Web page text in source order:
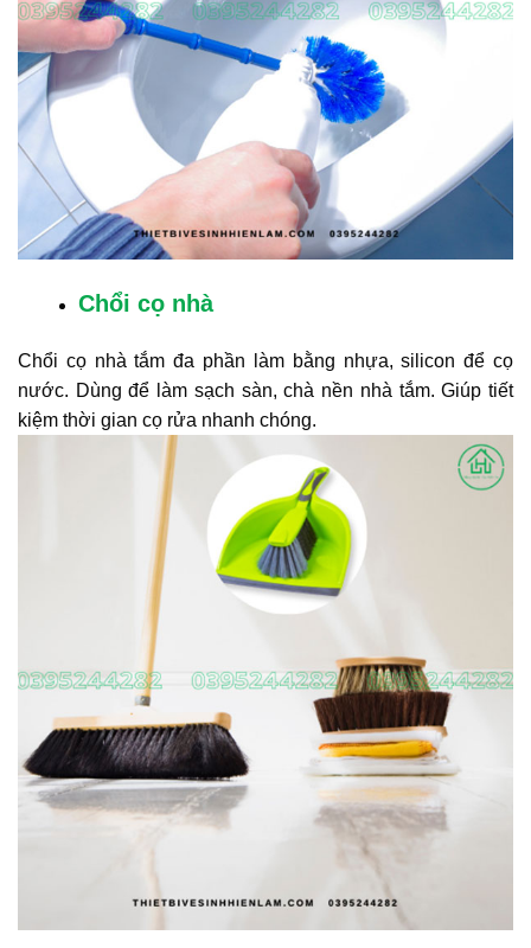
Chổi cọ nhà
Chổi cọ nhà tắm đa phần làm bằng nhựa, silicon để cọ
nước. Dùng để làm sạch sàn, chà nền nhà tắm. Giúp tiết
kiệm thời gian cọ rửa nhanh chóng.